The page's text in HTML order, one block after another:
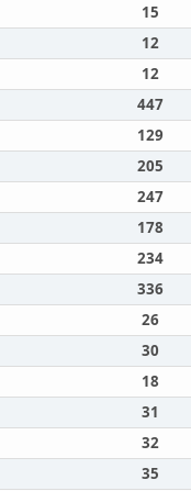
15
12
12
447
129
205
247
178
234
336
26
30
18
31
32
35